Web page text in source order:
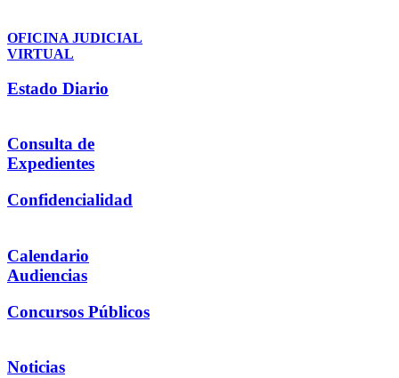
OFICINA JUDICIAL
VIRTUAL
Estado Diario
Consulta de
Expedientes
Confidencialidad
Calendario
Audiencias
Concursos Públicos
Noticias